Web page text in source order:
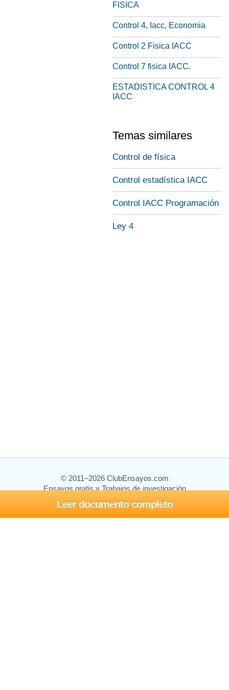
Leer documento completo
FISICA
Control 4, Iacc, Economia
Control 2 Fisica IACC
Control 7 fisica IACC.
ESTADISTICA CONTROL 4
IACC
Temas similares
Control de física
Control estadística IACC
Control IACC Programación
Ley 4
© 2011–2026 ClubEnsayos.com
Ensayos gratis y Trabajos de investigación